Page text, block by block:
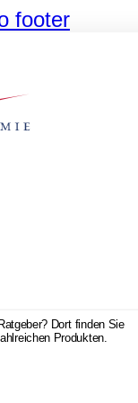
footer
Dort finden Sie
Produkten.